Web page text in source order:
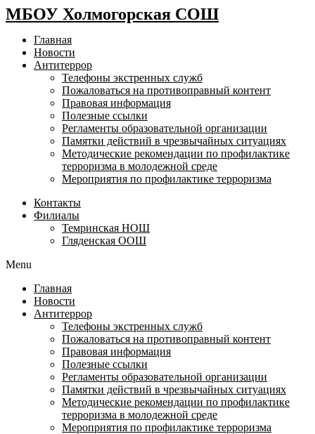
МБОУ Холмогорская СОШ
Главная
Новости
Антитеррор
Телефоны экстренных служб
Пожаловаться на противоправный контент
Правовая информация
Полезные ссылки
Регламенты образовательной организации
Памятки действий в чрезвычайных ситуациях
Методические рекомендации по профилактике
терроризма в молодежной среде
Мероприятия по профилактике терроризма
Контакты
Филиалы
Темринская НОШ
Гляденская ООШ
Menu
Главная
Новости
Антитеррор
Телефоны экстренных служб
Пожаловаться на противоправный контент
Правовая информация
Полезные ссылки
Регламенты образовательной организации
Памятки действий в чрезвычайных ситуациях
Методические рекомендации по профилактике
терроризма в молодежной среде
Мероприятия по профилактике терроризма